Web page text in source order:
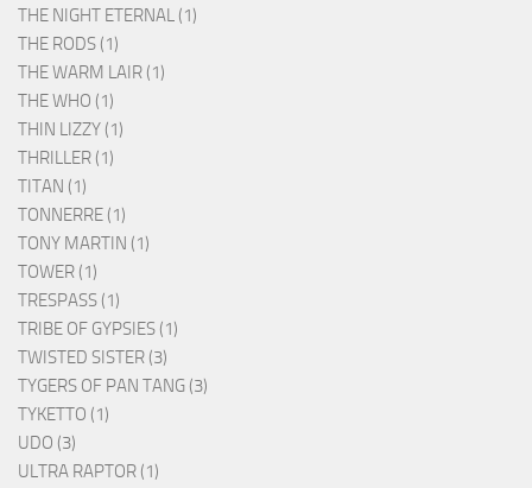
THE NIGHT ETERNAL (1)
THE RODS (1)
THE WARM LAIR (1)
THE WHO (1)
THIN LIZZY (1)
THRILLER (1)
TITAN (1)
TONNERRE (1)
TONY MARTIN (1)
TOWER (1)
TRESPASS (1)
TRIBE OF GYPSIES (1)
TWISTED SISTER (3)
TYGERS OF PAN TANG (3)
TYKETTO (1)
UDO (3)
ULTRA RAPTOR (1)